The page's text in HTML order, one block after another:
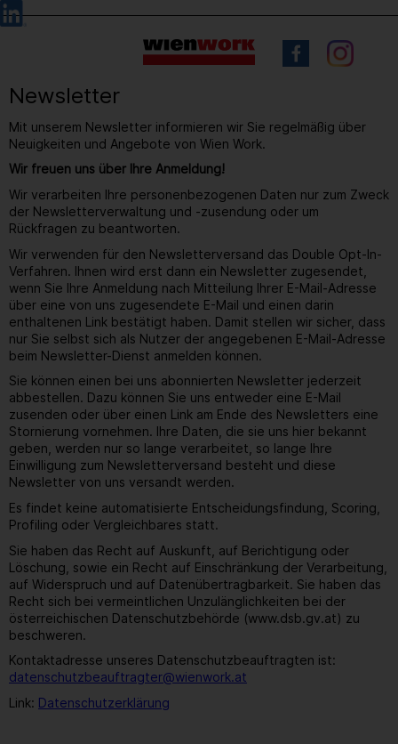
Barrierefreie
Bedienung
Sprachauswahl
Newsletter
Mit unserem Newsletter informieren wir Sie regelmäßig über
Neuigkeiten und Angebote von Wien Work.
Wir freuen uns über Ihre Anmeldung!
Wir verarbeiten Ihre personenbezogenen Daten nur zum Zweck
der Newsletterverwaltung und -zusendung oder um
Rückfragen zu beantworten.
Wir verwenden für den Newsletterversand das Double Opt-In-
Verfahren. Ihnen wird erst dann ein Newsletter zugesendet,
wenn Sie Ihre Anmeldung nach Mitteilung Ihrer E-Mail-Adresse
über eine von uns zugesendete E-Mail und einen darin
enthaltenen Link bestätigt haben. Damit stellen wir sicher, dass
nur Sie selbst sich als Nutzer der angegebenen E-Mail-Adresse
beim Newsletter-Dienst anmelden können.
Sie können einen bei uns abonnierten Newsletter jederzeit
abbestellen. Dazu können Sie uns entweder eine E-Mail
zusenden oder über einen Link am Ende des Newsletters eine
Stornierung vornehmen. Ihre Daten, die sie uns hier bekannt
geben, werden nur so lange verarbeitet, so lange Ihre
Einwilligung zum Newsletterversand besteht und diese
Newsletter von uns versandt werden.
Es findet keine automatisierte Entscheidungsfindung, Scoring,
Profiling oder Vergleichbares statt.
Sie haben das Recht auf Auskunft, auf Berichtigung oder
Löschung, sowie ein Recht auf Einschränkung der Verarbeitung,
auf Widerspruch und auf Datenübertragbarkeit. Sie haben das
Recht sich bei vermeintlichen Unzulänglichkeiten bei der
österreichischen Datenschutzbehörde (www.dsb.gv.at) zu
beschweren.
Kontaktadresse unseres Datenschutzbeauftragten ist:
datenschutzbeauftragter@wienwork.at
Link: Datenschutzerklärung